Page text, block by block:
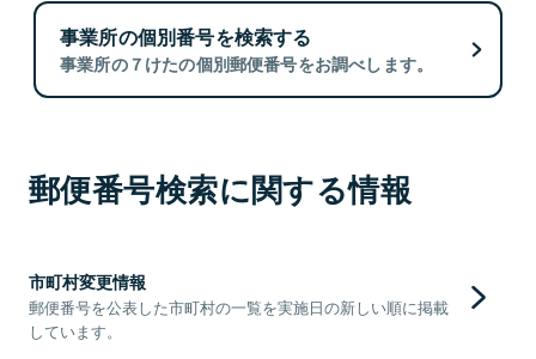
事業所の個別番号を検索する
事業所の７けたの個別郵便番号をお調べします。
郵便番号検索に関する情報
市町村変更情報
郵便番号を公表した市町村の一覧を実施日の新しい順に掲載
しています。